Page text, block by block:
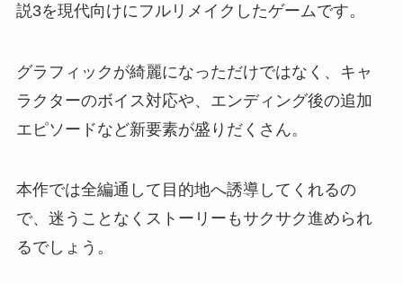
説3を現代向けにフルリメイクしたゲームです。
グラフィックが綺麗になっただけではなく、キャ
ラクターのボイス対応や、エンディング後の追加
エピソードなど新要素が盛りだくさん。
本作では全編通して目的地へ誘導してくれるの
で、迷うことなくストーリーもサクサク進められ
るでしょう。